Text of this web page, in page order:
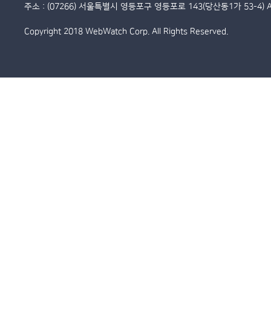
주소 : (07266) 서울특별시 영등포구 영등포로 143(당산동1가 53-4)
Copyright 2018 WebWatch Corp. All Rights Reserved.